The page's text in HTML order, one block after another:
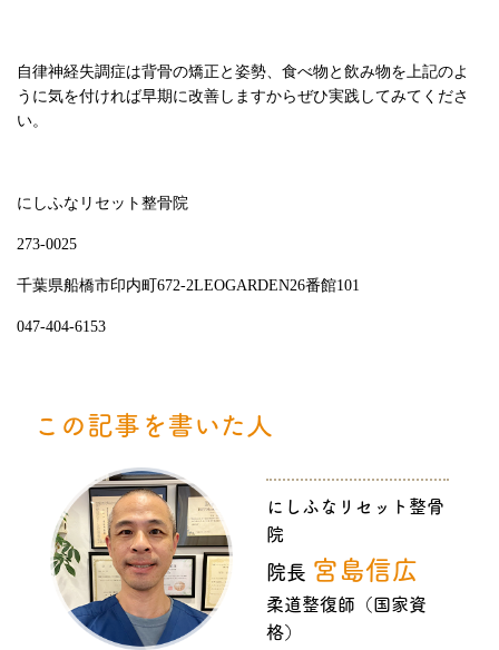
自律神経失調症は背骨の矯正と姿勢、食べ物と飲み物を上記のよ
うに気を付ければ早期に改善しますからぜひ実践してみてくださ
い。
にしふなリセット整骨院
273-0025
千葉県船橋市印内町672-2LEOGARDEN26番館101
047-404-6153
この記事を書いた人
にしふなリセット整骨
院
院長 宮島信広
柔道整復師（国家資
格）